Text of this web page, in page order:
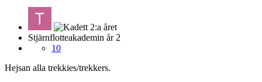
Stjärnflotteakademin år 2
10
Hejsan alla trekkies/trekkers.